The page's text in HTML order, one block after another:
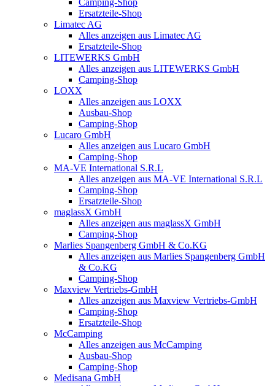
Camping-Shop
Ersatzteile-Shop
Limatec AG
Alles anzeigen aus Limatec AG
Ersatzteile-Shop
LITEWERKS GmbH
Alles anzeigen aus LITEWERKS GmbH
Camping-Shop
LOXX
Alles anzeigen aus LOXX
Ausbau-Shop
Camping-Shop
Lucaro GmbH
Alles anzeigen aus Lucaro GmbH
Camping-Shop
MA-VE International S.R.L
Alles anzeigen aus MA-VE International S.R.L
Camping-Shop
Ersatzteile-Shop
maglassX GmbH
Alles anzeigen aus maglassX GmbH
Camping-Shop
Marlies Spangenberg GmbH & Co.KG
Alles anzeigen aus Marlies Spangenberg GmbH
& Co.KG
Camping-Shop
Maxview Vertriebs-GmbH
Alles anzeigen aus Maxview Vertriebs-GmbH
Camping-Shop
Ersatzteile-Shop
McCamping
Alles anzeigen aus McCamping
Ausbau-Shop
Camping-Shop
Medisana GmbH